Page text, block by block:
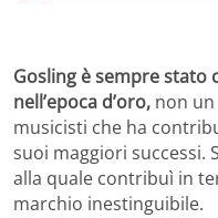
Gosling è sempre stato
nell’epoca d’oro, non
musicisti che ha
suoi maggiori successi.
alla quale contribuì in
marchio inestinguibile.